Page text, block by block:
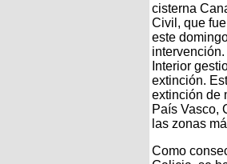
cisterna
Civil, que
este
Interior
extinción.
extinción de
País Vasco,
las zonas
Como